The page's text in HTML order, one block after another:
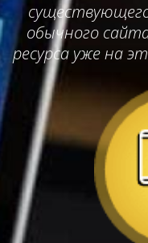
обычного
ресурса уже на